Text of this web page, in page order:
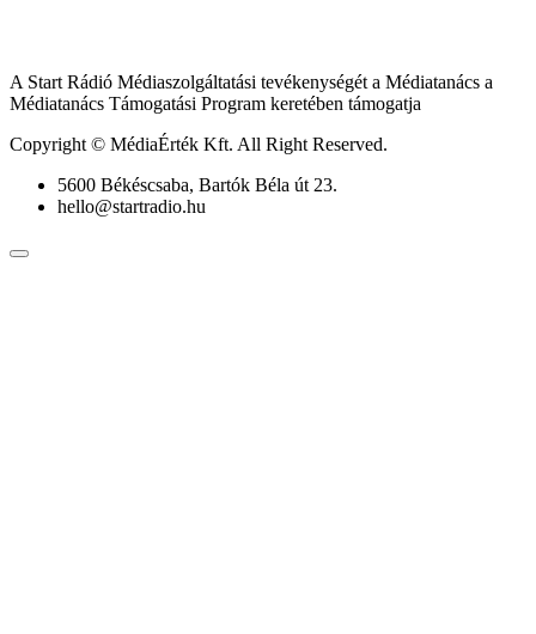
A Start Rádió Médiaszolgáltatási tevékenységét a Médiatanács a
Médiatanács Támogatási Program keretében támogatja
Copyright © MédiaÉrték Kft. All Right Reserved.
5600 Békéscsaba, Bartók Béla út 23.
hello@startradio.hu